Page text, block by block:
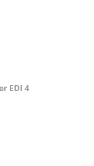
EDI 4